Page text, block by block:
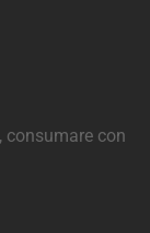
consumare con